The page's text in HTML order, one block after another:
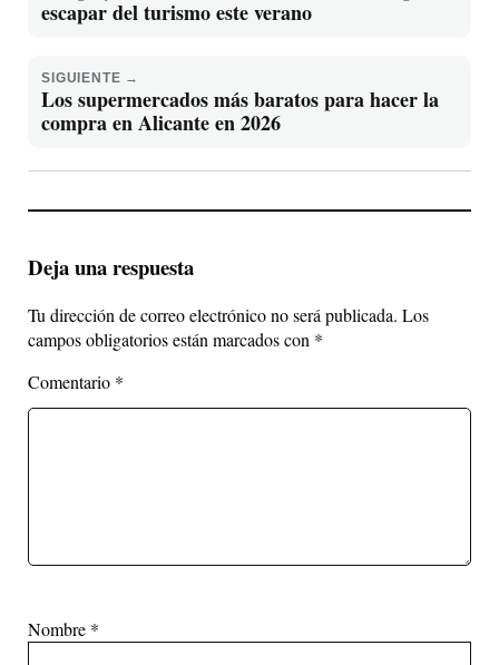
escapar del turismo este verano
SIGUIENTE →
Los supermercados más baratos para hacer la
compra en Alicante en 2026
Deja una respuesta
Tu dirección de correo electrónico no será publicada. Los
campos obligatorios están marcados con *
Comentario *
Nombre *